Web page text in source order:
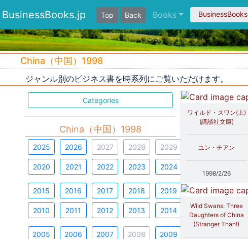
BusinessBooks.jp Top Back Books BusinessBooks
China（中国）1998
ジャンル別のビジネス書を時系列にご覧いただけます。
Categories
China（中国）1998
2025 2026 2027 2028 2029
2020 2021 2022 2023 2024
2015 2016 2017 2018 2019
2010 2011 2012 2013 2014
2005 2006 2007 2008 2009
ワイルド・スワン(上)
(講談社文庫)
ユン・チアン
1998/2/26
Wild Swans: Three
Daughters of China
(Stranger Than!)